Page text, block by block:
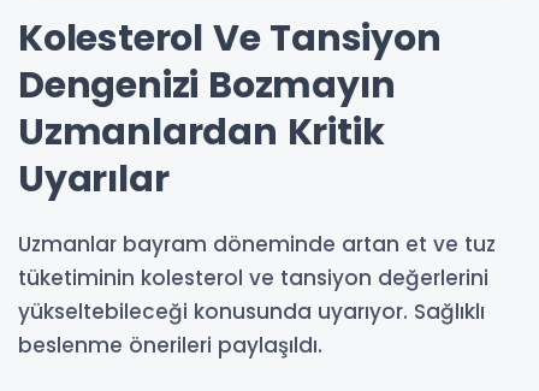
Kolesterol Ve Tansiyon
Dengenizi Bozmayın
Uzmanlardan Kritik
Uyarılar
Uzmanlar bayram döneminde artan et ve tuz
tüketiminin kolesterol ve tansiyon değerlerini
yükseltebileceği konusunda uyarıyor. Sağlıklı
beslenme önerileri paylaşıldı.